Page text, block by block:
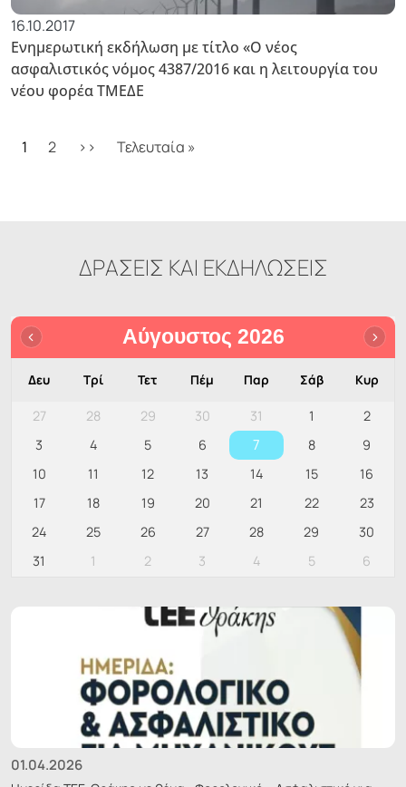
16.10.2017
Ενημερωτική εκδήλωση με τίτλο «Ο νέος
ασφαλιστικός νόμος 4387/2016 και η λειτουργία του
νέου φορέα ΤΜΕΔΕ
Σελιδοποίηση
1 2 ›› Next page
Τελευταία »
ΔΡΑΣΕΙΣ ΚΑΙ ΕΚΔΗΛΩΣΕΙΣ
01.04.2026
Αύγουστος 2026
Δευ Τρί Τετ Πέμ Παρ Σάβ Κυρ
27 28 29 30 31 1
2
3
4 5 6 7 8
9
10
11 12 13 14 15
16
17
18 19 20 21 22
23
24
25 26 27 28 29
30
31
1 2 3 4 5 6